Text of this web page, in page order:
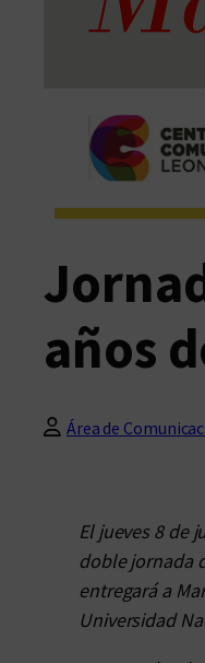
años
Área de
El jueves 8 de
doble jornada
entregará a
Universidad